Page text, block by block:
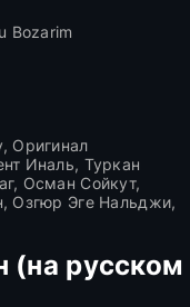
Bozarim
Оригинал
Иналь, Туркан
Осман Сойкут,
Озгюр Эге Нальджи,
(на русском